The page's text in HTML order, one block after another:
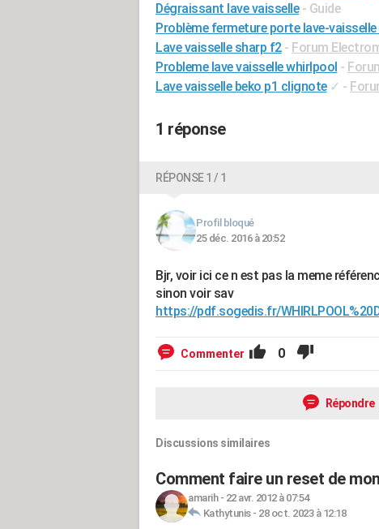
Dégraissant lave vaisselle - Guide
Problème fermeture porte lave-
Lave vaisselle sharp f2 - Forum
Probleme lave vaisselle whirlpool -
Lave vaisselle beko p1 clignote ✓ -
1 réponse
RÉPONSE 1 / 1
Profil bloqué
25 déc. 2016 à 20:52
Bjr, voir ici ce n est pas la meme
sinon voir sav
https://pdf.sogedis.fr/
Commenter 0
Répondre
Discussions similaires
Comment faire un reset de
amarih- 22 avr. 2012 à 07:54
Kathytunis- 28 oct. 2023 à 12:18